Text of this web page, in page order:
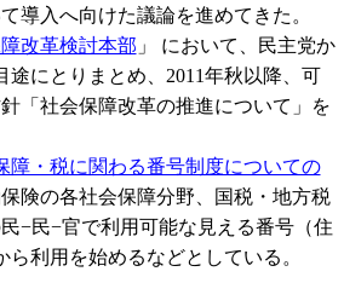
導入へ向けた議論を進めてきた。
改革検討本部 」 において、民主党か
にとりまとめ、2011年秋以降、可
「社会保障改革の推進について」を
障・税に関わる番号制度についての
険の各社会保障分野、国税・地方税
−民−官で利用可能な見える番号（住
利用を始めるなどとしている。